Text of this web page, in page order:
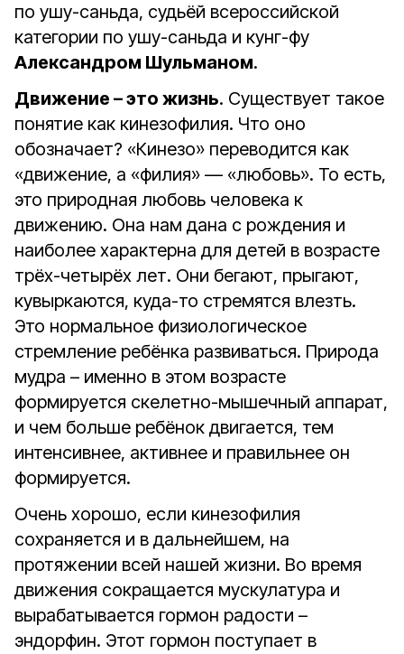
по ушу-саньда, судьёй всероссийской
категории по ушу-саньда и кунг-фу
Александром Шульманом.
Движение – это жизнь. Существует такое
понятие как кинезофилия. Что оно
обозначает? «Кинезо» переводится как
«движение, а «филия» — «любовь». То есть,
это природная любовь человека к
движению. Она нам дана с рождения и
наиболее характерна для детей в возрасте
трёх-четырёх лет. Они бегают, прыгают,
кувыркаются, куда-то стремятся влезть.
Это нормальное физиологическое
стремление ребёнка развиваться. Природа
мудра – именно в этом возрасте
формируется скелетно-мышечный аппарат,
и чем больше ребёнок двигается, тем
интенсивнее, активнее и правильнее он
формируется.
Очень хорошо, если кинезофилия
сохраняется и в дальнейшем, на
протяжении всей нашей жизни. Во время
движения сокращается мускулатура и
вырабатывается гормон радости –
эндорфин. Этот гормон поступает в